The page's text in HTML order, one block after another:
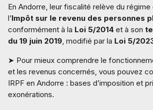
En Andorre, leur fiscalité relève du régime
l’Impôt sur le revenu des personnes
conformément à la Loi 5/2014 et à son
du 19 juin 2019, modifié par la Loi 5/
➤ Pour mieux comprendre le
et les revenus concernés, vous pouvez
IRPF en Andorre : bases d’imposition et
exonérations.